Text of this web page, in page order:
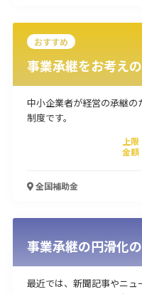
おすすめ
事業承継をお考え
中小企業者が経営の承継
制度です。
上限
金額
全国補助金
事業承継の円滑化
最近では、新聞記事やニュ